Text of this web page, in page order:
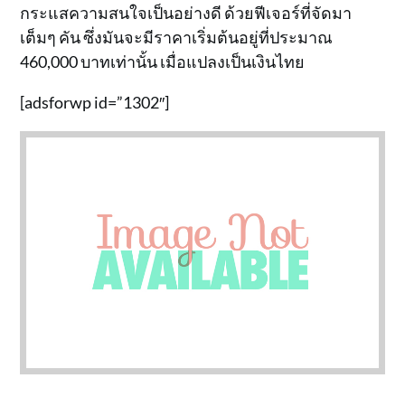
กระแสความสนใจเป็นอย่างดี ด้วยฟีเจอร์ที่จัดมา
เต็มๆ คัน ซึ่งมันจะมีราคาเริ่มต้นอยู่ที่ประมาณ
460,000 บาทเท่านั้น เมื่อแปลงเป็นเงินไทย
[adsforwp id=”1302″]